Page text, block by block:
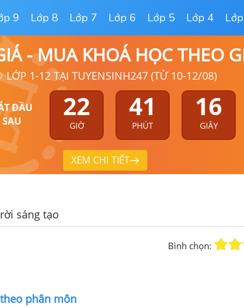
9 Lớp 8 Lớp 7 Lớp 6 Lớp 5 Lớp 4
- MUA KHOÁ HỌC THEO
LỚP 1-12 TẠI TUYENSINH247 (TỪ 10-12/08)
ĐẦU
SAU
22
GIỜ
41
PHÚT
15
GIÂY
XEM CHI TIẾT
sáng tạo
Bình chọn:
phân môn